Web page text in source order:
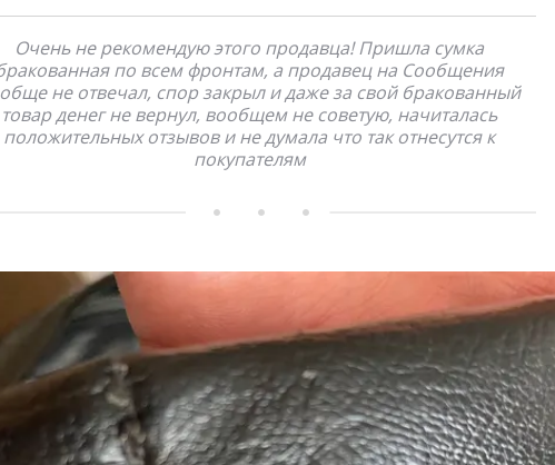
Очень не рекомендую этого продавца! Пришла сумка
по всем фронтам, а продавец на Сообщения
не отвечал, спор закрыл и даже за свой бракованный
товар денег не вернул, вообщем не советую, начиталась
положительных отзывов и не думала что так отнесутся к
покупателям